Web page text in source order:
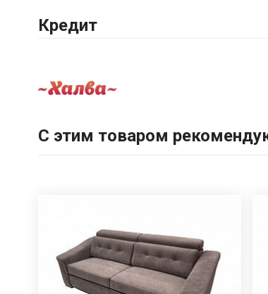
Кредит
С этим товаром